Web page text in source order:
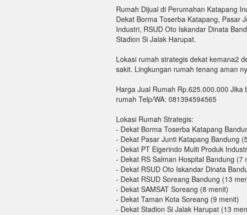
Rumah Dijual di Perumahan Katapang
Dekat Borma Toserba Katapang, Pasar
Industri, RSUD Oto Iskandar Dinata
Stadion Si Jalak Harupat.
Lokasi rumah strategis dekat kemana2
sakit. Lingkungan rumah tenang aman
Harga Jual Rumah Rp.625.000.000
rumah Telp/WA: 081394594565
Lokasi Rumah Strategis:
- Dekat Borma Toserba Katapang
- Dekat Pasar Junti Katapang Bandung
- Dekat PT Eigerindo Multi Produk
- Dekat RS Salman Hospital Bandung (7
- Dekat RSUD Oto Iskandar Dinata
- Dekat RSUD Soreang Bandung (13
- Dekat SAMSAT Soreang (8 menit)
- Dekat Taman Kota Soreang (9 menit)
- Dekat Stadion Si Jalak Harupat (13